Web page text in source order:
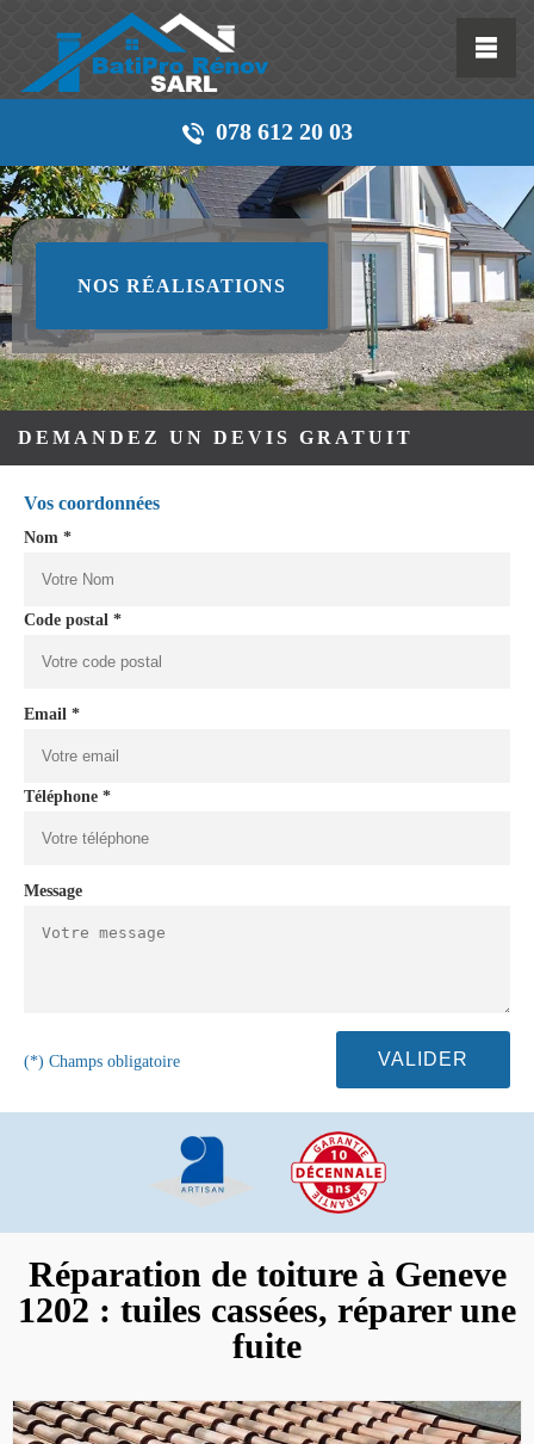
078 612 20 03
NOS RÉALISATIONS
DEMANDEZ UN DEVIS GRATUIT
Vos coordonnées
Nom *
Code postal *
Email *
Téléphone *
Message
(*) Champs obligatoire
Réparation de toiture à Geneve
1202 : tuiles cassées, réparer une
fuite